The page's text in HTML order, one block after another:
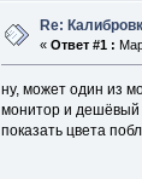
Re:
«Ответ #1 :
ну, может один из
монитор и дешёвый
показать цвета